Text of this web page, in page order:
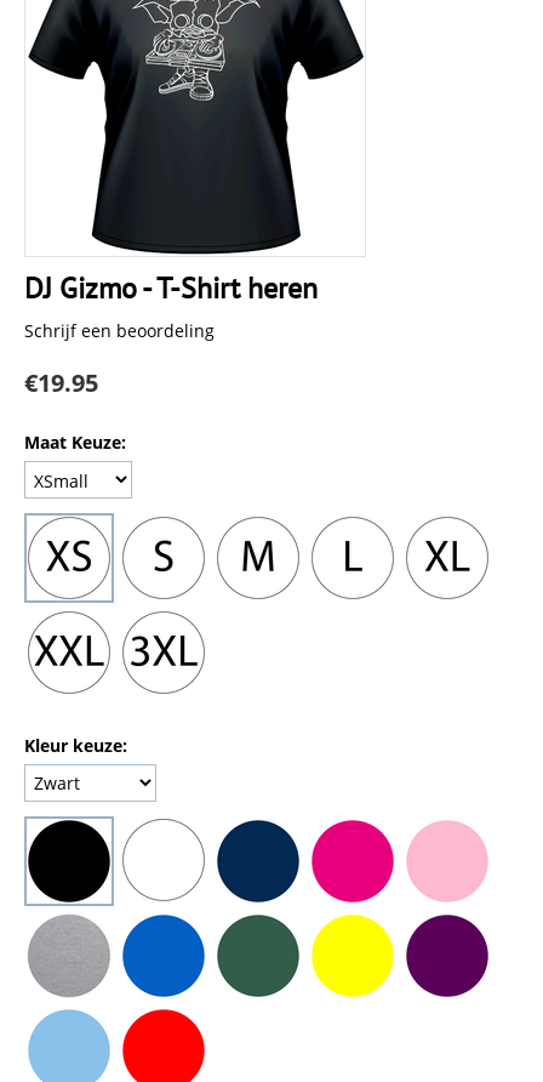
DJ Gizmo - T-Shirt heren
Schrijf een beoordeling
€19.95
Maat Keuze:
Kleur keuze: